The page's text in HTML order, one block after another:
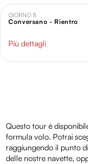
GIORNO 8
Conversano - Rientro
Più dettagli
Questo tour è
formula volo. Potrai
raggiungendo il punto
delle nostre navette,